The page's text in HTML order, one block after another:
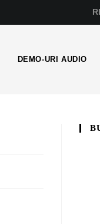
DEMO-URI AUDIO